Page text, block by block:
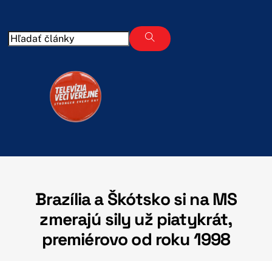
content
Brazília a Škótsko si na MS
zmerajú sily už piatykrát,
premiérovo od roku 1998